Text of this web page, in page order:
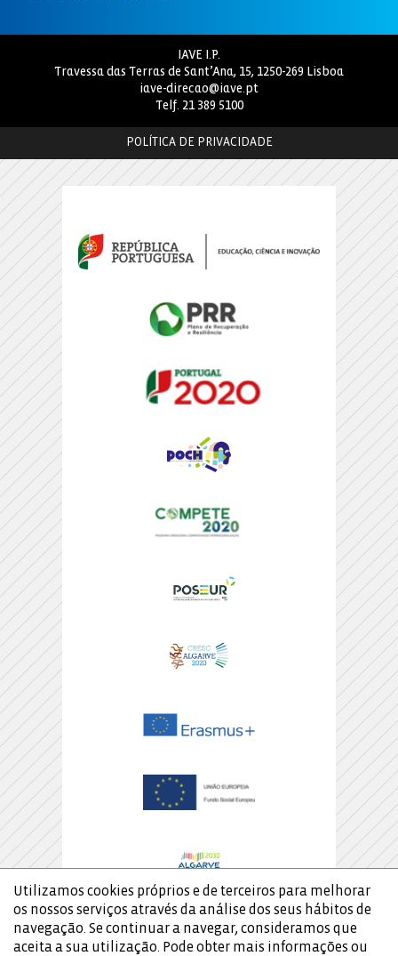
IAVE I.P.
Travessa das Terras de Sant’Ana, 15, 1250-269 Lisboa
iave-direcao@iave.pt
Telf. 21 389 5100
POLÍTICA DE PRIVACIDADE
Utilizamos cookies próprios e de terceiros para melhorar
os nossos serviços através da análise dos seus hábitos de
navegação. Se continuar a navegar, consideramos que
aceita a sua utilização. Pode obter mais informações ou